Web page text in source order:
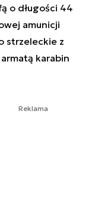
o długości 44
amunicji
strzeleckie z
karabin
Reklama